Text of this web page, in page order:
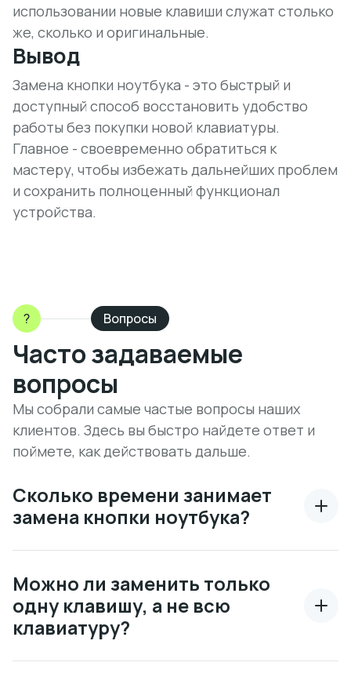
использовании новые клавиши служат столько
же, сколько и оригинальные.
Вывод
Замена кнопки ноутбука - это быстрый и
доступный способ восстановить удобство
работы без покупки новой клавиатуры.
Главное - своевременно обратиться к
мастеру, чтобы избежать дальнейших проблем
и сохранить полноценный функционал
устройства.
? Вопросы
Часто задаваемые
вопросы
Мы собрали самые частые вопросы наших
клиентов. Здесь вы быстро найдете ответ и
поймете, как действовать дальше.
Сколько времени занимает
замена кнопки ноутбука?
Можно ли заменить только
одну клавишу, а не всю
клавиатуру?